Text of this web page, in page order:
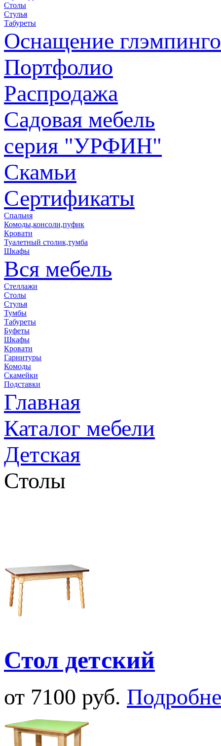
Столы
Стулья
Табуреты
Оснащение
Портфолио
Распродажа
Садовая мебель
серия "УРФИН"
Скамьи
Сертификаты
Спальня
Комоды,консоли,пуфик
Кровати
Туалетный столик,тумба
Шкафы
Вся мебель
Стеллажи
Столы
Стулья
Тумбы
Табуреты
Буфеты
Шкафы
Кровати
Гарнитуры
Комоды
Скамейки
Подставки
Главная
Каталог мебели
Детская
Столы
Стол детский
от 7100 руб.